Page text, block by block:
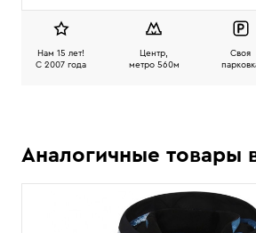
Нам 15 лет!
C 2007 года
Центр,
метро 560м
Своя
Аналогичные товары